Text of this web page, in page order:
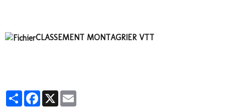
CLASSEMENT MONTAGRIER VTT
PartagerFacebook
X